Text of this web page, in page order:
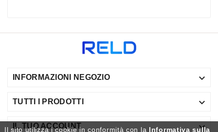
Il sito utilizza i cookie in conformità con la Informativa sulla
INFORMAZIONI NEGOZIO 
TUTTI I PRODOTTI 
IL TUO ACCOUNT 